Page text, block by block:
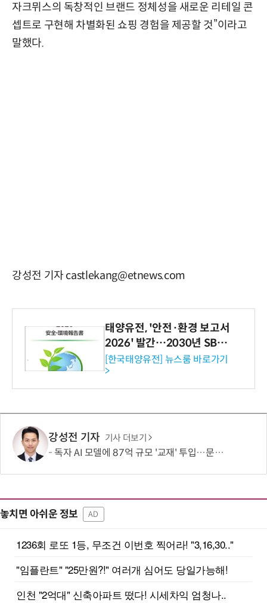
자크뮈스의 독창적인 브랜드 정체성을 새로운 리테일 콘
셉트로 구현해 차별화된 쇼핑 경험을 제공할 것”이라고
말했다.
강성전 기자 castlekang@etnews.com
태양유전, '안전·환경 보고서
2026' 발간…2030년 SBT
수준 온실가스 감축 추진
[한국태양유전] 뉴스룸 바로가기
>
강성전 기자 기사 더보기
독자 AI 모델에 87억 규모 '교재' 투입…문제·전공책에 강의영상까지
놓치면 아쉬운 정보 AD